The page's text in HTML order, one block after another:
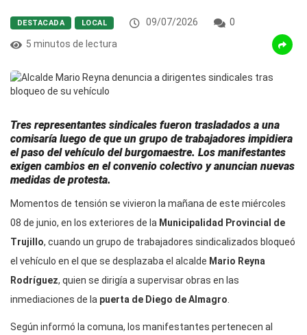
DESTACADA LOCAL 09/07/2026
0
5 minutos de lectura
Tres representantes sindicales fueron trasladados a una
comisaría luego de que un grupo de trabajadores impidiera
el paso del vehículo del burgomaestre. Los manifestantes
exigen cambios en el convenio colectivo y anuncian nuevas
medidas de protesta.
Momentos de tensión se vivieron la mañana de este miércoles
08 de junio, en los exteriores de la Municipalidad Provincial de
Trujillo, cuando un grupo de trabajadores sindicalizados bloqueó
el vehículo en el que se desplazaba el alcalde Mario Reyna
Rodríguez, quien se dirigía a supervisar obras en las
inmediaciones de la puerta de Diego de Almagro.
Según informó la comuna, los manifestantes pertenecen al